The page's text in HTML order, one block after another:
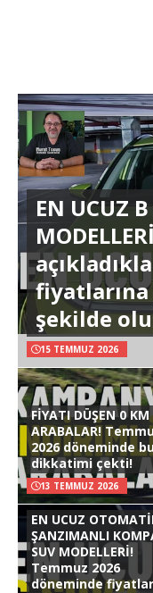
EN UCUZ
şekilde
15 TEMMUZ 2026
FİYATI DÜŞEN 0 KM
ARABALAR!
2026 döneminde
dikkatimi çekti!
13 TEMMUZ 2026
EN UCUZ
ŞANZIMANLI
SUV MODELLERİ!
Temmuz 2026
döneminde